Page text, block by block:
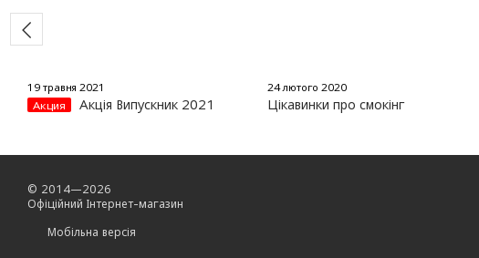
19 травня 2021
Акция Акція Випускник 2021
24 лютого 2020
Цікавинки про смокінг
© 2014—2026
Офіційний Інтернет-магазин
Мобільна версія